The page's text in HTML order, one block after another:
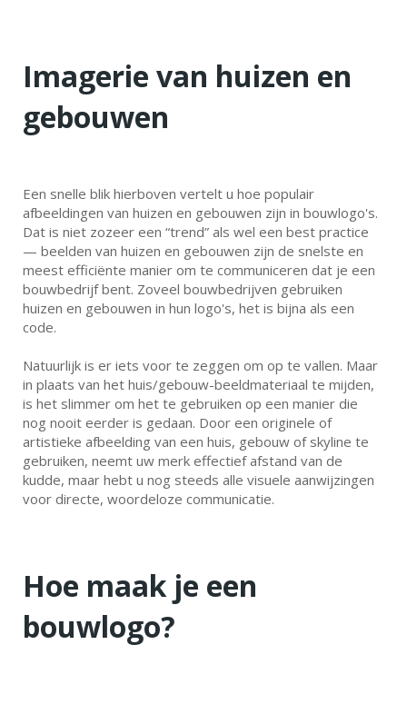
Imagerie van huizen en
gebouwen
Een snelle blik hierboven vertelt u hoe populair
afbeeldingen van huizen en gebouwen zijn in bouwlogo's.
Dat is niet zozeer een “trend” als wel een best practice
— beelden van huizen en gebouwen zijn de snelste en
meest efficiënte manier om te communiceren dat je een
bouwbedrijf bent. Zoveel bouwbedrijven gebruiken
huizen en gebouwen in hun logo's, het is bijna als een
code.
Natuurlijk is er iets voor te zeggen om op te vallen. Maar
in plaats van het huis/gebouw-beeldmateriaal te mijden,
is het slimmer om het te gebruiken op een manier die
nog nooit eerder is gedaan. Door een originele of
artistieke afbeelding van een huis, gebouw of skyline te
gebruiken, neemt uw merk effectief afstand van de
kudde, maar hebt u nog steeds alle visuele aanwijzingen
voor directe, woordeloze communicatie.
Hoe maak je een
bouwlogo?